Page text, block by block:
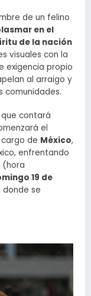
de un felino
en el
de la nación
visuales con la
exigencia propio
al arraigo y
comunidades.
contará
el
cargo de México,
enfrentando
(hora
19 de
donde se